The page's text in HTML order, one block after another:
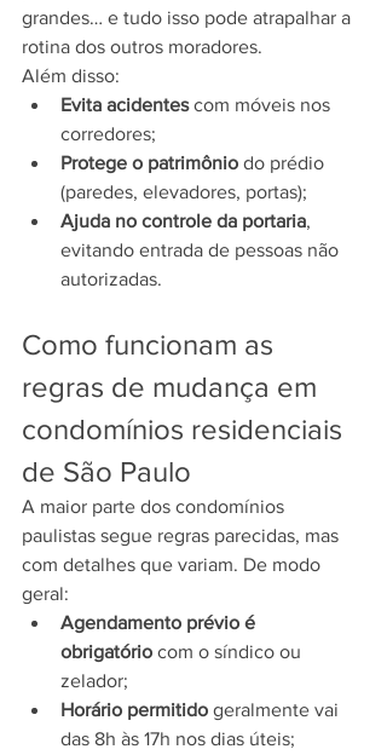
grandes… e tudo isso pode atrapalhar a
rotina dos outros moradores.
Além disso:
Evita acidentes com móveis nos
corredores;
Protege o patrimônio do prédio
(paredes, elevadores, portas);
Ajuda no controle da portaria,
evitando entrada de pessoas não
autorizadas.
Como funcionam as
regras de mudança em
condomínios residenciais
de São Paulo
A maior parte dos condomínios
paulistas segue regras parecidas, mas
com detalhes que variam. De modo
Agendamento prévio é
obrigatório com o síndico ou
zelador;
Horário permitido geralmente vai
das 8h às 17h nos dias úteis;